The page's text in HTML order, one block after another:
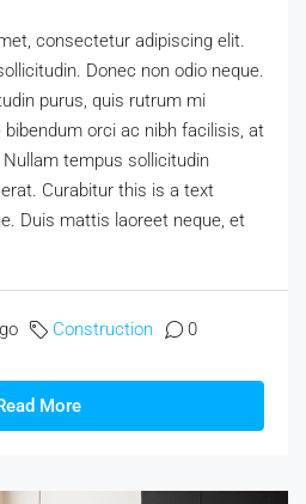
consectetur adipiscing elit.
Donec non odio neque.
purus, quis rutrum mi
orci ac nibh facilisis, at
tempus sollicitudin
Curabitur this is a text
Duis mattis laoreet neque, et
Construction 0
More